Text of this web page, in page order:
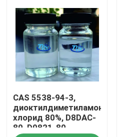
Дома
О Компании
Контакты
CAS 5538-94-3,
хлорид 80%, D8DAC-
80, D0821-80